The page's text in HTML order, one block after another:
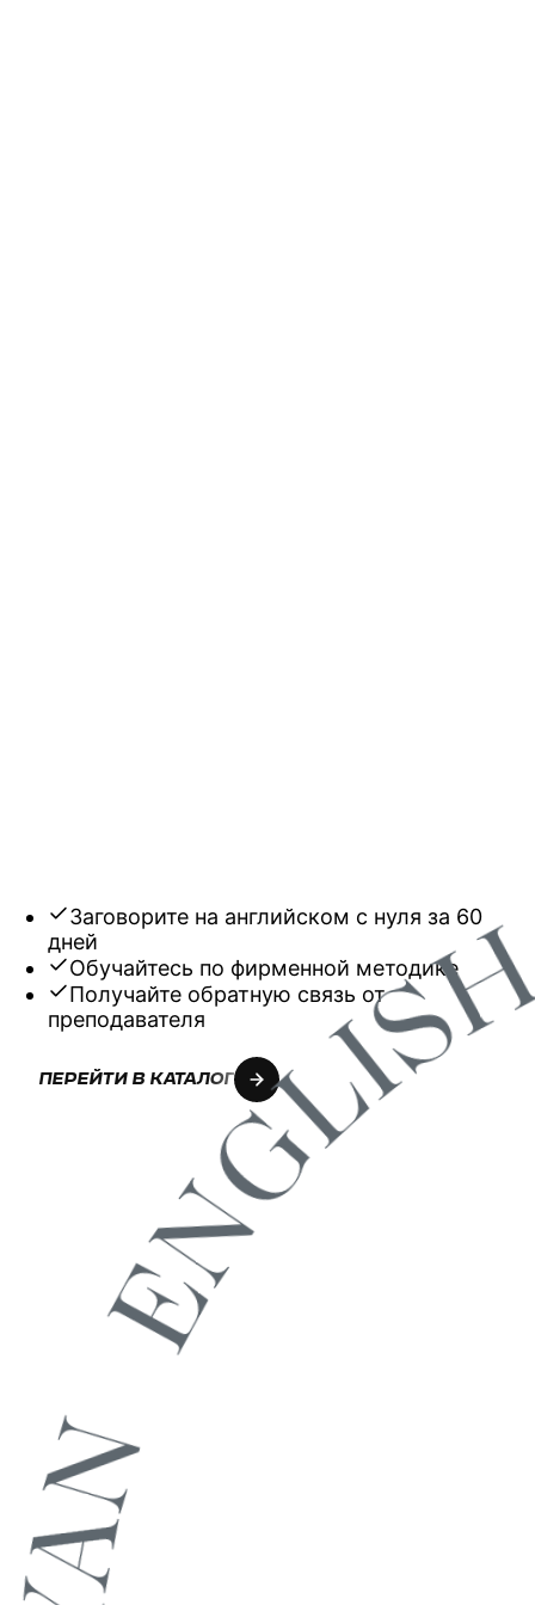
Заговорите на английском с нуля за 60
дней
Обучайтесь по фирменной методике
Получайте обратную связь от
преподавателя
Перейти в каталог